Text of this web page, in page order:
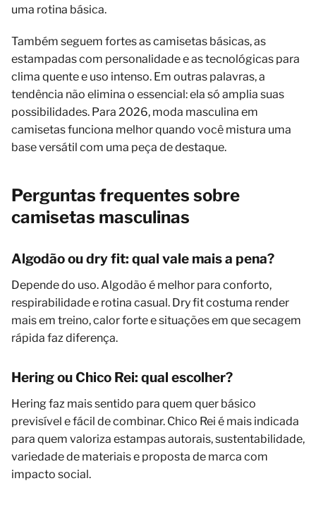
uma rotina básica.
Também seguem fortes as camisetas básicas, as
estampadas com personalidade e as tecnológicas para
clima quente e uso intenso. Em outras palavras, a
tendência não elimina o essencial: ela só amplia suas
possibilidades. Para 2026, moda masculina em
camisetas funciona melhor quando você mistura uma
base versátil com uma peça de destaque.
Perguntas frequentes sobre
camisetas masculinas
Algodão ou dry fit: qual vale mais a pena?
Depende do uso. Algodão é melhor para conforto,
respirabilidade e rotina casual. Dry fit costuma render
mais em treino, calor forte e situações em que secagem
rápida faz diferença.
Hering ou Chico Rei: qual escolher?
Hering faz mais sentido para quem quer básico
previsível e fácil de combinar. Chico Rei é mais indicada
para quem valoriza estampas autorais, sustentabilidade,
variedade de materiais e proposta de marca com
impacto social.